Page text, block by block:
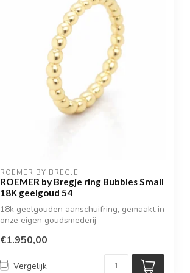
ROEMER BY BREGJE
ROEMER by Bregje ring Bubbles Small
18K geelgoud 54
18k geelgouden aanschuifring, gemaakt in
onze eigen goudsmederij
€1.950,00
Vergelijk